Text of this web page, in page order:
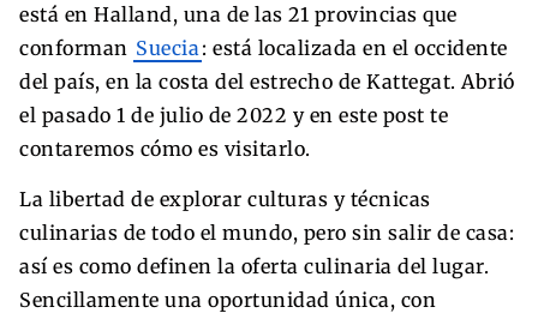
está en Halland, una de las 21 provincias que
conforman Suecia : está localizada en el occidente
del país, en la costa del estrecho de Kattegat. Abrió
el pasado 1 de julio de 2022 y en este post te
contaremos cómo es visitarlo.
La libertad de explorar culturas y técnicas
culinarias de todo el mundo, pero sin salir de casa:
así es como definen la oferta culinaria del lugar.
Sencillamente una oportunidad única, con